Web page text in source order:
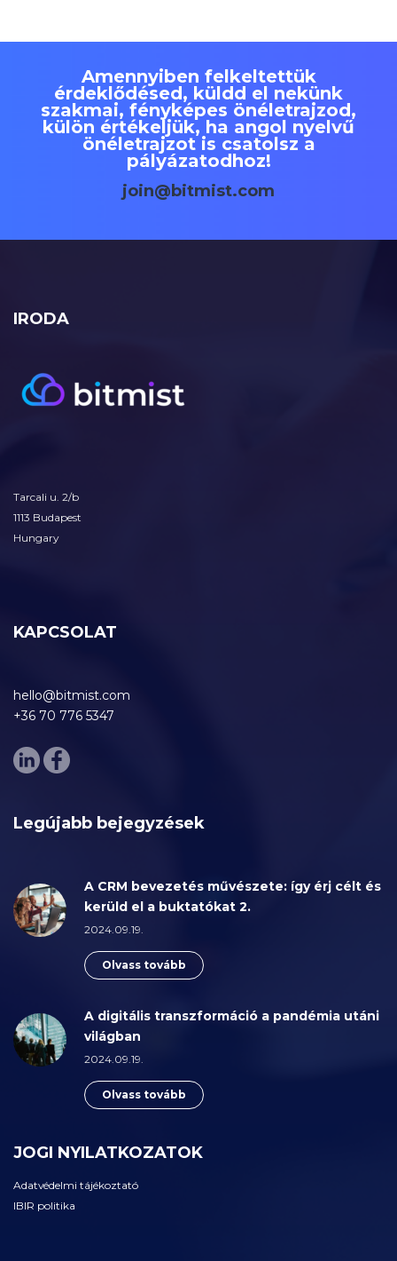
Amennyiben felkeltettük
érdeklődésed, küldd el nekünk
szakmai, fényképes önéletrajzod,
külön értékeljük, ha angol nyelvű
önéletrajzot is csatolsz a
pályázatodhoz!
join@bitmist.com
IRODA
Tarcali u. 2/b
1113 Budapest
Hungary
KAPCSOLAT
hello@bitmist.com
+36 70 776 5347
Legújabb bejegyzések
A CRM bevezetés művészete: így érj célt és
kerüld el a buktatókat 2.
2024.09.19.
Olvass tovább
A digitális transzformáció a pandémia utáni
világban
2024.09.19.
Olvass tovább
JOGI NYILATKOZATOK
Adatvédelmi tájékoztató
IBIR politika